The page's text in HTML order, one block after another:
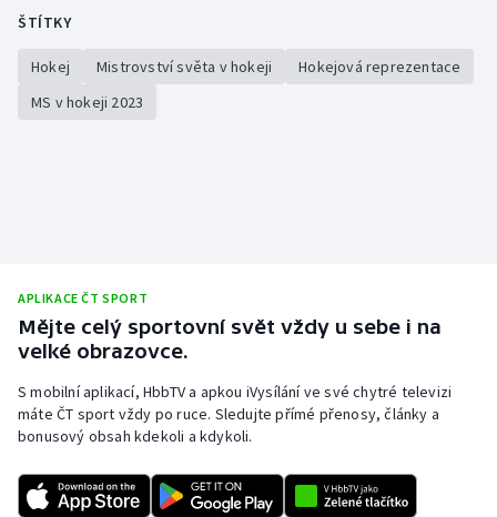
ŠTÍTKY
Hokej Mistrovství světa v hokeji
Hokejová reprezentace
MS v hokeji 2023
APLIKACE ČT SPORT
Mějte celý sportovní svět vždy u sebe i na
velké obrazovce.
S mobilní aplikací, HbbTV a apkou iVysílání ve své chytré televizi
máte ČT sport vždy po ruce. Sledujte přímé přenosy, články a
bonusový obsah kdekoli a kdykoli.